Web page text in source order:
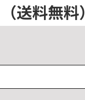
（送料無料）